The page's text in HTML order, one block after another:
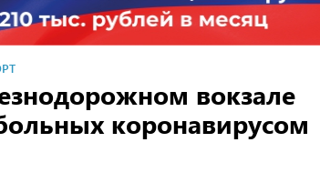
вокзале
коронавирусом